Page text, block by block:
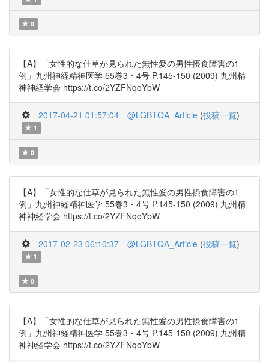
0
【A】「女性的な仕草が見られた無性愛の男性摂食障害の1
例」九州神経精神医学 55巻3・4号 P.145-150 (2009) 九州精
神神経学会 https://t.co/2YZFNqoYbW
2017-04-21 01:57:04 @LGBTQA_Article (投稿一覧)
1
0
【A】「女性的な仕草が見られた無性愛の男性摂食障害の1
例」九州神経精神医学 55巻3・4号 P.145-150 (2009) 九州精
神神経学会 https://t.co/2YZFNqoYbW
2017-02-23 06:10:37 @LGBTQA_Article (投稿一覧)
1
0
【A】「女性的な仕草が見られた無性愛の男性摂食障害の1
例」九州神経精神医学 55巻3・4号 P.145-150 (2009) 九州精
神神経学会 https://t.co/2YZFNqoYbW